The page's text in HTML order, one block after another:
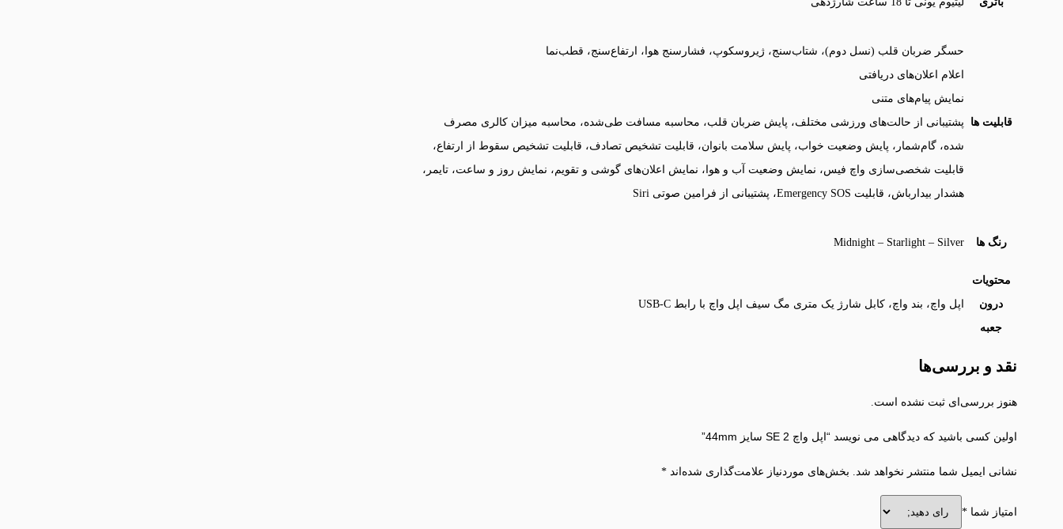
قابلیت ها
حسگر ضربان قلب (نسل دوم)، شتاب‌سنج، ژیروسکوپ، فشارسنج هوا، ارتفاع‌سنج، قطب‌نما
اعلام اعلان‌های دریافتی
نمایش پیام‌های متنی
پشتیبانی از حالت‌های ورزشی مختلف، پایش ضربان قلب، محاسبه مسافت طی‌شده، محاسبه میزان کالری مصرف
شده، گام‌شمار، پایش وضعیت خواب، پایش سلامت بانوان، قابلیت تشخیص تصادف، قابلیت تشخیص سقوط از ارتفاع،
قابلیت شخصی‌سازی واچ فیس، نمایش وضعیت آب و هوا، نمایش اعلان‌های گوشی و تقویم، نمایش روز و ساعت، تایمر،
هشدار بیدارباش، قابلیت Emergency SOS، پشتیبانی از فرامین صوتی Siri
رنگ ها Midnight – Starlight – Silver
محتویات
درون
جعبه
اپل واچ، بند واچ، کابل شارژ یک متری مگ سیف اپل واچ با رابط USB-C
نقد و بررسی‌ها
هنوز بررسی‌ای ثبت نشده است.
اولین کسی باشید که دیدگاهی می نویسد “اپل واچ SE 2 سایز 44mm”
نشانی ایمیل شما منتشر نخواهد شد. بخش‌های موردنیاز علامت‌گذاری شده‌اند *
امتیاز شما *